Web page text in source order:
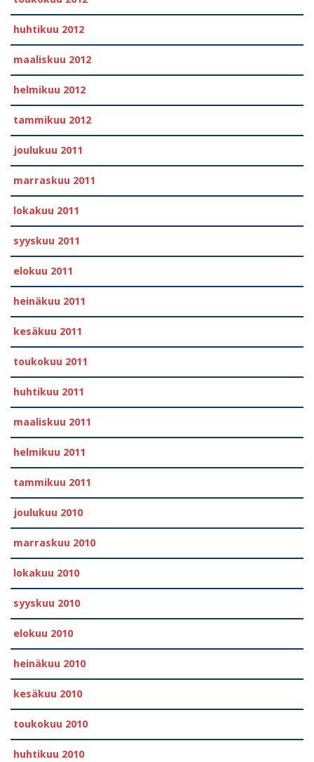
huhtikuu 2012
maaliskuu 2012
helmikuu 2012
tammikuu 2012
joulukuu 2011
marraskuu 2011
lokakuu 2011
syyskuu 2011
elokuu 2011
heinäkuu 2011
kesäkuu 2011
toukokuu 2011
huhtikuu 2011
maaliskuu 2011
helmikuu 2011
tammikuu 2011
joulukuu 2010
marraskuu 2010
lokakuu 2010
syyskuu 2010
elokuu 2010
heinäkuu 2010
kesäkuu 2010
toukokuu 2010
huhtikuu 2010